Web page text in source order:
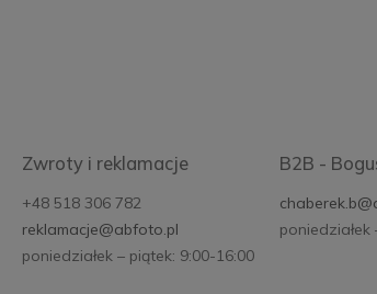
Zwroty i reklamacje
+48 518 306 782
reklamacje@abfoto.pl
poniedziałek – piątek: 9:00-16:00
B2B -
poniedziałek